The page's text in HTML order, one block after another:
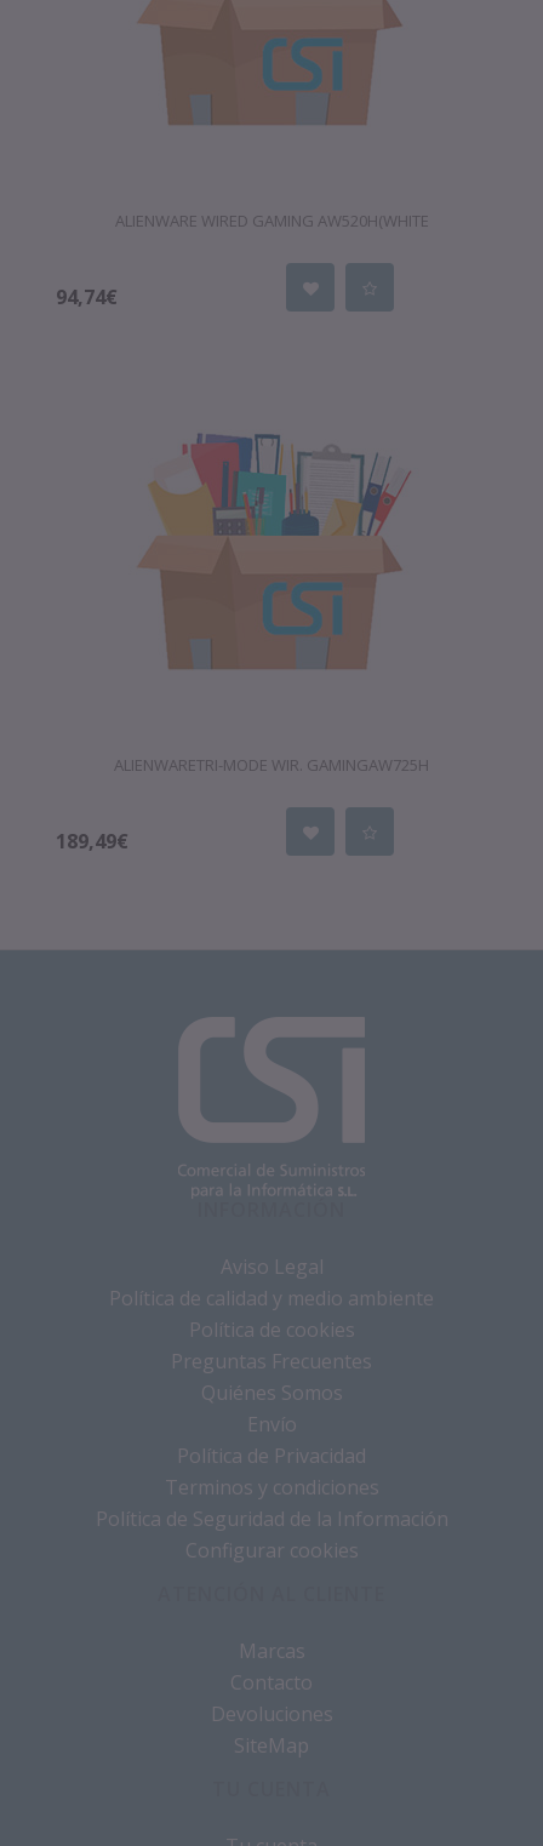
ALIENWARE WIRED GAMING AW520H(WHITE
94,74€
ALIENWARETRI-MODE WIR. GAMINGAW725H
189,49€
Aviso Legal
Política de calidad y medio ambiente
Política de cookies
Preguntas Frecuentes
Quiénes Somos
Envío
Política de Privacidad
Terminos y condiciones
Política de Seguridad de la Información
Configurar cookies
Marcas
Contacto
Devoluciones
SiteMap